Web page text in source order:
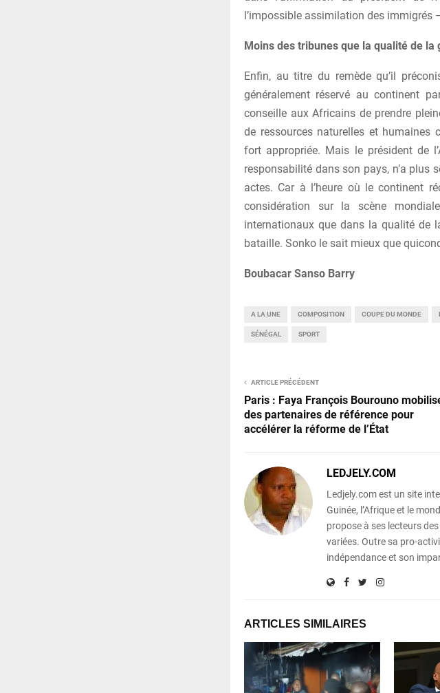
l’impossible assimilation des immigrés
Moins des tribunes que la qualité de la
Enfin, au titre du remède qu’il
généralement réservé au continent
conseille aux Africains de prendre
de ressources naturelles et humaines
fort appropriée. Mais le président de
responsabilité dans son pays, n’a plus
actes. Car à l’heure où le continent
considération sur la scène
internationaux que dans la qualité de
bataille. Sonko le sait mieux que
Boubacar Sanso Barry
A LA UNE COMPOSITION COUPE DU MONDE
SÉNÉGAL SPORT
ARTICLE PRÉCÉDENT
Paris : Faya François Bourouno
des partenaires de référence pour
accélérer la réforme de l’État
LEDJELY.COM
Ledjely.com est un site
Guinée, l’Afrique et le
propose à ses lecteurs
variées. Outre sa pro-
indépendance et son
ARTICLES SIMILAIRES